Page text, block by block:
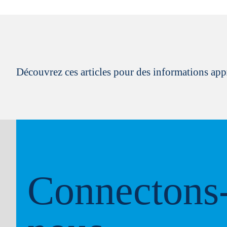
Découvrez ces articles pour des informations